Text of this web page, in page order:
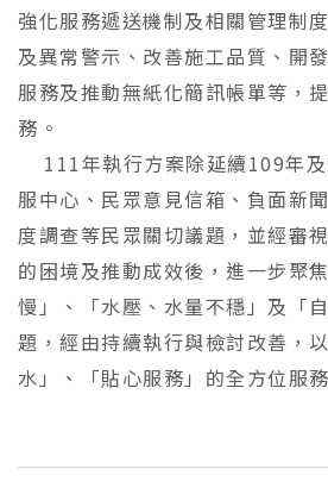
強化服務遞送機制及相關管理制
及異常警示、改善施工品質、開
服務及推動無紙化簡訊帳單等，
務。
111年執行方案除延續109年
服中心、民眾意見信箱、負面新
度調查等民眾關切議題，並經審
的困境及推動成效後，進一步聚
慢」、「水壓、水量不穩」及「
題，經由持續執行與檢討改善，
水」、「貼心服務」的全方位服